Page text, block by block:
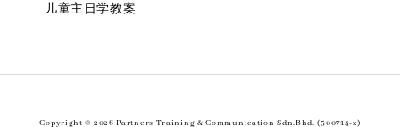
儿童主日学教案
Copyright © 2026 Partners Training & Communication Sdn.Bhd. (500714-x)